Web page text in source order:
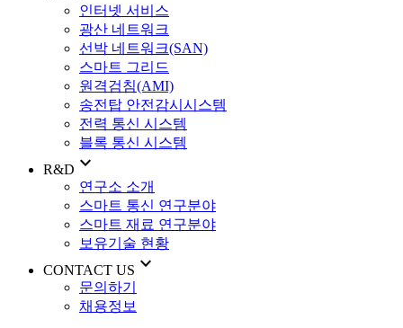
인터넷 서비스
광산 네트워크
선박 네트워크(SAN)
스마트 그리드
원격검침(AMI)
송전탑 안전감시시스템
전력 통신 시스템
블록 통신 시스템
R&D expand_more
연구소 소개
스마트 통신 연구분야
스마트 재료 연구분야
보유기술 현황
CONTACT US expand_more
문의하기
채용정보